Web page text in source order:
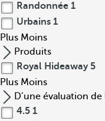
Randonnée 1
Urbains 1
Plus Moins
Produits
Royal Hideaway 5
Plus Moins
D’une évaluation
4.5 1